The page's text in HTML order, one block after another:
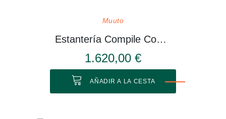
Muuto
Estantería Compile Configuración 3
1.620,00 €
AÑADIR A LA CESTA